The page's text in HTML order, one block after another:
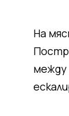
На
между